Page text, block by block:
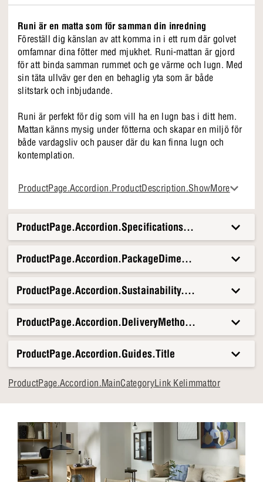
Runi är en matta som för samman din inredning
Föreställ dig känslan av att komma in i ett rum där golvet
omfamnar dina fötter med mjukhet. Runi-mattan är gjord
för att binda samman rummet och ge värme och lugn. Med
sin täta ullväv ger den en behaglig yta som är både
slitstark och inbjudande.
Runi är perfekt för dig som vill ha en lugn bas i ditt hem.
Mattan känns mysig under fötterna och skapar en miljö för
både vardagsliv och pauser där du kan finna lugn och
kontemplation.
• Naturliga toner
• Passar både vardagsrum och sovrum
• Nordisk enkelhet
ProductPage.Accordion.ProductDescription.ShowMore
ProductPage.Accordion.Specifications.Title
ProductPage.Accordion.Sustainability.Title
ProductPage.Accordion.DeliveryMethods.Title
ProductPage.Accordion.Guides.Title
ProductPage.Accordion.MainCategoryLink Kelimmattor